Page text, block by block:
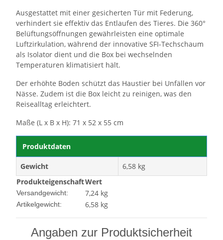
Ausgestattet mit einer gesicherten Tür mit Federung,
verhindert sie effektiv das Entlaufen des Tieres. Die 360°
Belüftungsöffnungen gewährleisten eine optimale
Luftzirkulation, während der innovative SFI-Techschaum
als Isolator dient und die Box bei wechselnden
Temperaturen klimatisiert hält.
Der erhöhte Boden schützt das Haustier bei Unfällen vor
Nässe. Zudem ist die Box leicht zu reinigen, was den
Reisealltag erleichtert.
Maße (L x B x H): 71 x 52 x 55 cm
Produktdaten
Gewicht
6,58 kg
ProdukteigenschaftWert
Versandgewicht: 7,24 kg
Artikelgewicht: 6,58 kg
Angaben zur Produktsicherheit